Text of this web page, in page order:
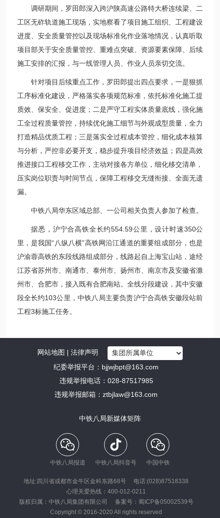
调研期间，罗田郎深入跨沪陕高速公路特大桥连续梁、二
工区无砟轨道施工现场，实地察看了项目施工组织、工程建设
进度、安全质量管控以及现场标准化作业落地情况，认真听取
项目部关于安全质量管控、重难点突破、资源要素保障、后续
施工安排的汇报，与一线管理人员、作业人员亲切交流。
针对项目后续重点工作，罗田郎提出四点要求，一是狠抓
工序标准化建设，严格落实各项规范标准，依托标准化施工提
质效、保安全、促进度；二是严守工程实体质量底线，强化施
工全过程质量管控，持续优化施工细节与外观成型质量，全力
打造精品优质工程；三是落实全过程成本管控，细化成本核算
与分析，严控非必要开支，稳步提升项目经济效益；四是高效
推进接口工程移交工作，主动对接各方单位，细化移交清单，
压实岗位职责与时间节点，保障工程移交无缝衔接、全面无遗
漏。
中铁八局华东区域总部、一公司相关负责人参加了检查。
据悉，沪宁合高铁全长约554.59公里，设计时速350公
里，是我国“八纵八横”高铁网沿江通道的重要组成部分，也是
沪渝蓉高铁的东段线路组成部分，线路起自上海宝山站，途经
江苏省苏州市、南通市、泰州市、扬州市、南京市及安徽省滁
州市、合肥市，接入既有合肥南站。全线分段建设，其中安徽
段全长约103公里，中铁八局主要负责沪宁合高铁安徽段站前
工程3标施工任务。
网站地图 | 法律声明
纪委举报平台： bjjwjbpt@163.com
违规举报电话：028-87517985
违规举报邮箱：ztbjlaw@163.com
中铁八局新媒体矩阵
中铁八局报道 中铁八局抖音号 中国中铁
地址:四川省成都市金牛区金科东路68号
电话:(028)87518338
心理关爱热线：400-012-0211
版权归属：中铁八局集团有限公司
备案号： 蜀ICP备05002539号
Copyright © 2016-2020 All rights reserved